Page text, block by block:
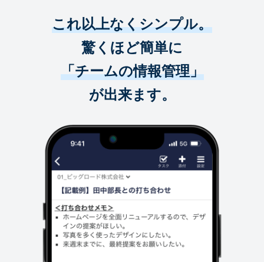
これ以上なくシンプル。
驚くほど簡単に
「チームの情報管理」
が出来ます。